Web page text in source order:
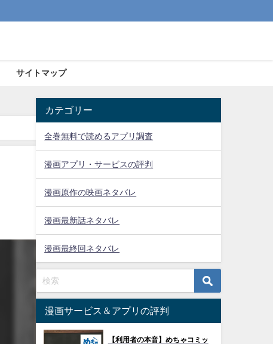
サイトマップ
カテゴリー
全巻無料で読めるアプリ調査
漫画アプリ・サービスの評判
漫画原作の映画ネタバレ
漫画最新話ネタバレ
漫画最終回ネタバレ
漫画サービス＆アプリの評判
【利用者の本音】めちゃコミッ